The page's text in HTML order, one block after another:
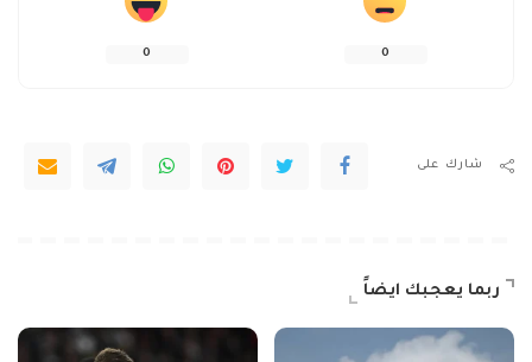
0
0
شارك على
ربما يعجبك ايضاً